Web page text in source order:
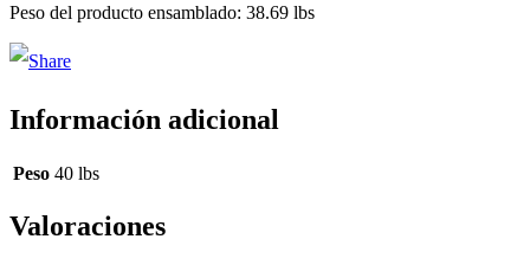
Peso del producto ensamblado: 38.69 lbs
Información adicional
Peso 40 lbs
Valoraciones